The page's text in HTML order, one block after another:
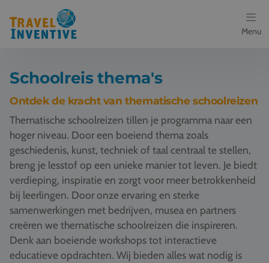
Menu
Bestemmingen
Schoolreis thema's
Voor docenten
Over ons
Een offerte aanvragen
Referenties
Schoolreis thema's
Ontdek de kracht van thematische schoolreizen
Thematische schoolreizen tillen je programma naar een
hoger niveau. Door een boeiend thema zoals
geschiedenis, kunst, techniek of taal centraal te stellen,
breng je lesstof op een unieke manier tot leven. Je biedt
verdieping, inspiratie en zorgt voor meer betrokkenheid
bij leerlingen. Door onze ervaring en sterke
samenwerkingen met bedrijven, musea en partners
creëren we thematische schoolreizen die inspireren.
Denk aan boeiende workshops tot interactieve
educatieve opdrachten. Wij bieden alles wat nodig is